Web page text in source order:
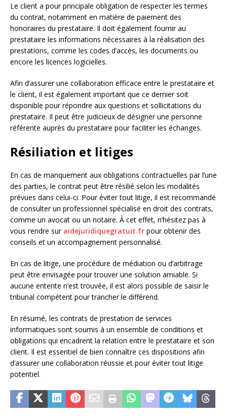
Le client a pour principale obligation de respecter les termes
du contrat, notamment en matière de paiement des
honoraires du prestataire. Il doit également fournir au
prestataire les informations nécessaires à la réalisation des
prestations, comme les codes d’accès, les documents ou
encore les licences logicielles.
Afin d’assurer une collaboration efficace entre le prestataire et
le client, il est également important que ce dernier soit
disponible pour répondre aux questions et sollicitations du
prestataire. Il peut être judicieux de désigner une personne
référente auprès du prestataire pour faciliter les échanges.
Résiliation et litiges
En cas de manquement aux obligations contractuelles par l’une
des parties, le contrat peut être résilié selon les modalités
prévues dans celui-ci. Pour éviter tout litige, il est recommandé
de consulter un professionnel spécialisé en droit des contrats,
comme un avocat ou un notaire. À cet effet, n’hésitez pas à
vous rendre sur aidejuridiquegratuit.fr pour obtenir des
conseils et un accompagnement personnalisé.
En cas de litige, une procédure de médiation ou d’arbitrage
peut être envisagée pour trouver une solution amiable. Si
aucune entente n’est trouvée, il est alors possible de saisir le
tribunal compétent pour trancher le différend.
En résumé, les contrats de prestation de services
informatiques sont soumis à un ensemble de conditions et
obligations qui encadrent la relation entre le prestataire et son
client. Il est essentiel de bien connaître ces dispositions afin
d’assurer une collaboration réussie et pour éviter tout litige
potentiel.